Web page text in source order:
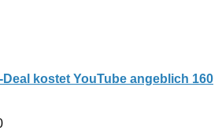
kostet YouTube angeblich 160